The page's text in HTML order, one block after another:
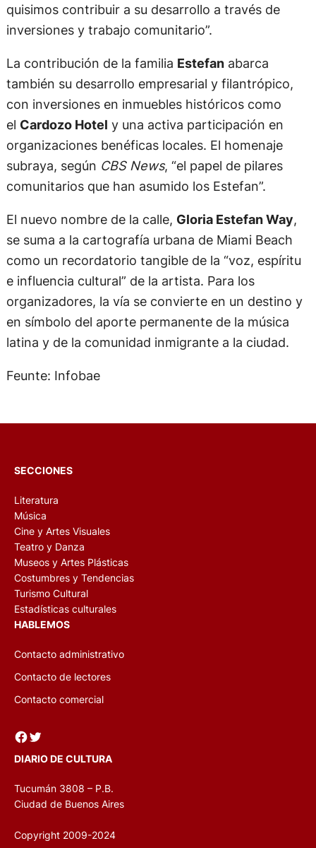
quisimos contribuir a su desarrollo a través de
inversiones y trabajo comunitario”.
La contribución de la familia Estefanabarca
también su desarrollo empresarial y filantrópico,
con inversiones en inmuebles históricos como
el Cardozo Hotel y una activa participación en
organizaciones benéficas locales. El homenaje
subraya, según CBS News, “el papel de pilares
comunitarios que han asumido los Estefan”.
El nuevo nombre de la calle, Gloria Estefan Way,
se suma a la cartografía urbana de Miami Beach
como un recordatorio tangible de la “voz, espíritu
e influencia cultural” de la artista. Para los
organizadores, la vía se convierte en un destino y
en símbolo del aporte permanente de la música
latina y de la comunidad inmigrante a la ciudad.
Feunte: Infobae
SECCIONES
Literatura
Música
Cine y Artes Visuales
Teatro y Danza
Museos y Artes Plásticas
Costumbres y Tendencias
Turismo Cultural
Estadísticas culturales
HABLEMOS
Contacto administrativo
Contacto de lectores
Contacto comercial
Facebook Twitter
DIARIO DE CULTURA
Tucumán 3808 – P.B.
Ciudad de Buenos Aires
Copyright 2009-2024